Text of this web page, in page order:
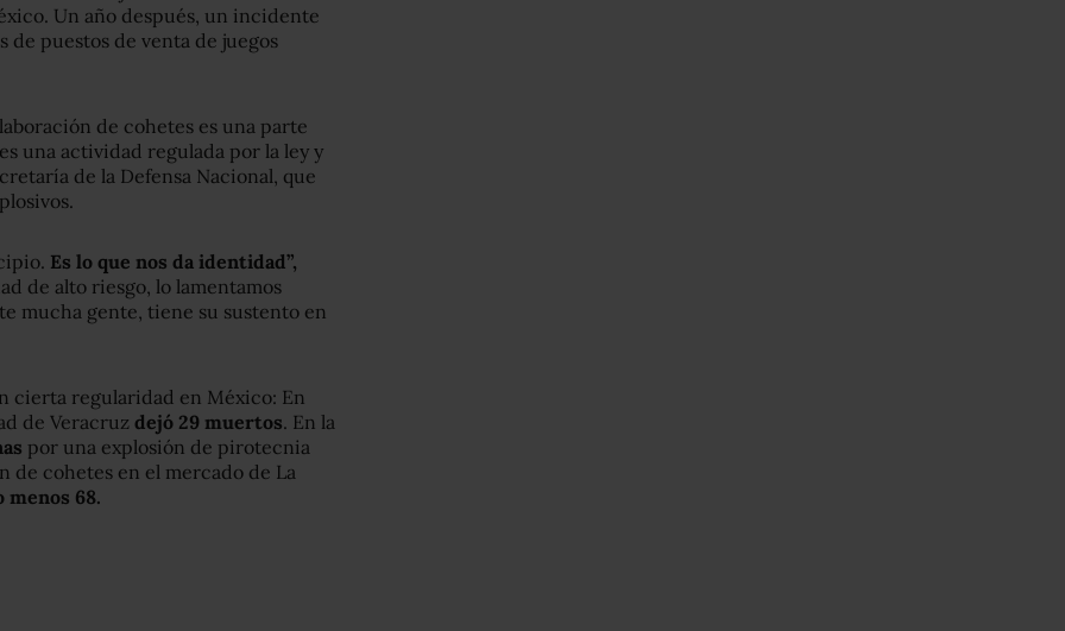
Un año después, un incidente
puestos de venta de juegos
de cohetes es una parte
una actividad regulada por la ley y
de la Defensa Nacional, que
Es lo que nos da identidad”,
de alto riesgo, lo lamentamos
mucha gente, tiene su sustento en
cierta regularidad en México: En
de Veracruz dejó 29 muertos. En la
por una explosión de pirotecnia
de cohetes en el mercado de La
menos 68.